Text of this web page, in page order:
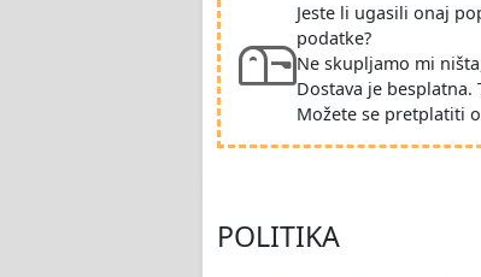
Jeste li ugasili onaj
podatke?
Ne skupljamo mi
Dostava je
Možete se pretplatiti
POLITIKA